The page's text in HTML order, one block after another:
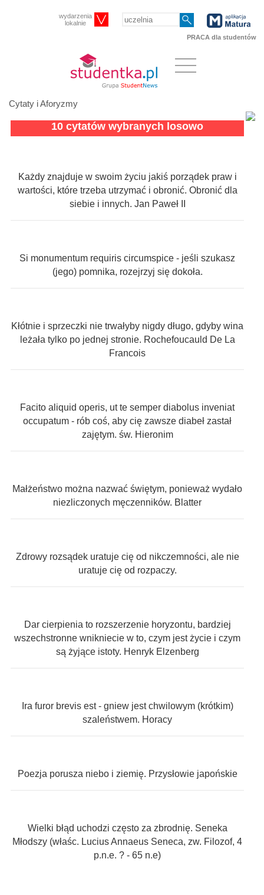
wydarzenia
lokalnie
PRACA dla studentów
Cytaty i Aforyzmy
10 cytatów wybranych losowo
Każdy znajduje w swoim życiu jakiś porządek praw i
wartości, które trzeba utrzymać i obronić. Obronić dla
siebie i innych. Jan Paweł II
Si monumentum requiris circumspice - jeśli szukasz
(jego) pomnika, rozejrzyj się dokoła.
Kłótnie i sprzeczki nie trwałyby nigdy długo, gdyby wina
leżała tylko po jednej stronie. Rochefoucauld De La
Francois
Facito aliquid operis, ut te semper diabolus inveniat
occupatum - rób coś, aby cię zawsze diabeł zastał
zajętym. św. Hieronim
Małżeństwo można nazwać świętym, ponieważ wydało
niezliczonych męczenników. Blatter
Zdrowy rozsądek uratuje cię od nikczemności, ale nie
uratuje cię od rozpaczy.
Dar cierpienia to rozszerzenie horyzontu, bardziej
wszechstronne wnikniecie w to, czym jest życie i czym
są żyjące istoty. Henryk Elzenberg
Ira furor brevis est - gniew jest chwilowym (krótkim)
szaleństwem. Horacy
Poezja porusza niebo i ziemię. Przysłowie japońskie
Wielki błąd uchodzi często za zbrodnię. Seneka
Młodszy (właśc. Lucius Annaeus Seneca, zw. Filozof, 4
p.n.e. ? - 65 n.e)